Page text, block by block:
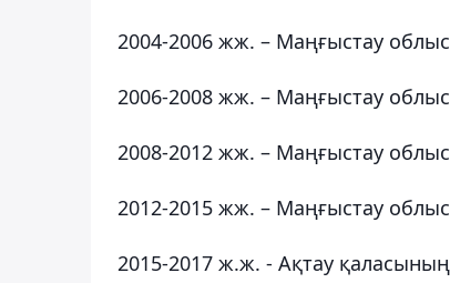
2004-2006 жж. – Маңғыстау
2006-2008 жж. – Маңғыстау
2008-2012 жж. – Маңғыстау
2012-2015 жж. – Маңғыстау
2015-2017 ж.ж. - Ақтау қаласының